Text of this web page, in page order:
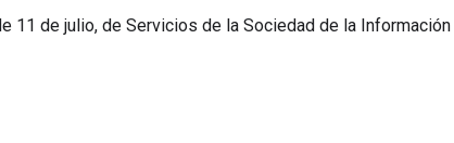
11 de julio, de Servicios de la Sociedad de la